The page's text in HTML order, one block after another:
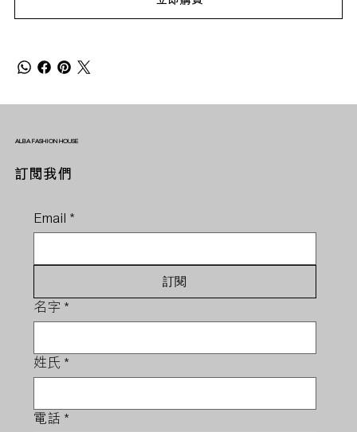
ALBA FASHION HOUSE
訂閱我們
Email *
訂閱
名字 *
姓氏 *
電話 *